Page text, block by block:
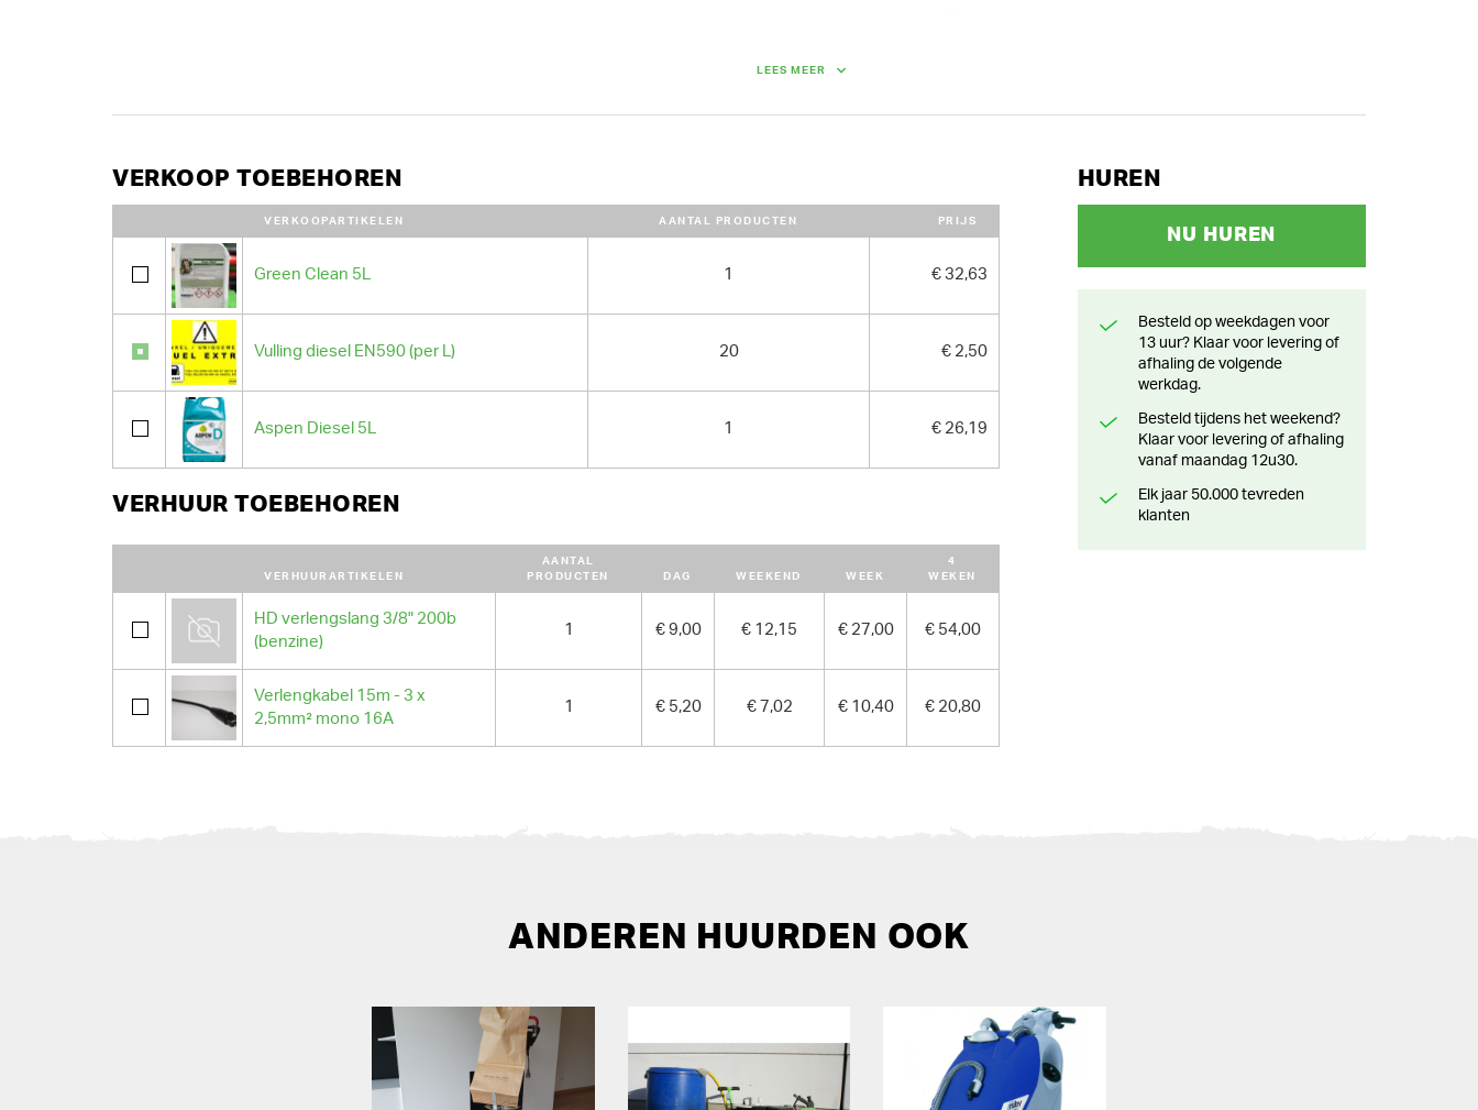
79 cm x 75 cm x 92 cm
LEES MEER
VERKOOP TOEBEHOREN
VERKOOPARTIKELEN AANTAL PRODUCTEN PRIJS
Green Clean 5L 1 € 32,63
Vulling diesel EN590 (per L) 20 € 2,50
Aspen Diesel 5L 1 € 26,19
VERHUUR TOEBEHOREN
VERHUURARTIKELEN
AANTAL
PRODUCTEN
DAG WEEKEND WEEK
4
WEKEN
HD verlengslang 3/8" 200b
(benzine)
1 € 9,00 € 12,15 € 27,00 € 54,00
Verlengkabel 15m - 3 x
2,5mm² mono 16A
1 € 5,20 € 7,02 € 10,40 € 20,80
HUREN
NU HUREN
Besteld op weekdagen voor
13 uur? Klaar voor levering of
afhaling de volgende
werkdag.
Besteld tijdens het weekend?
Klaar voor levering of afhaling
vanaf maandag 12u30.
Elk jaar 50.000 tevreden
klanten
ANDEREN HUURDEN OOK